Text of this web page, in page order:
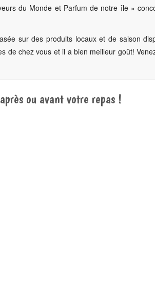
du Monde et Parfum de notre île »
sur des produits locaux et de saison
de chez vous et il a bien meilleur goût!
ou avant votre repas !